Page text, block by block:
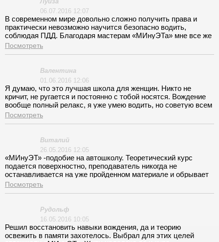
разговаривали на разных языках, Илья Сергеевич не слышит
что ему говорят, объясняет скудно, на своей волне.
06.07.2016 12:07
В современном мире довольно сложно получить права и
практически невозможно научится безопасно водить,
соблюдая ПДД. Благодаря мастерам «МИнуЭТа» мне все же
удалось осуществить свой замысел. Признаюсь, мне
подарили сертификат на учебу, что сколько стоит не
литературы, используются современные методы. Сергей
Борисович грамотно объясняет, внимателен к вопросам
учащихся, все «раскладывает на пальцах». В выборе
инструктора не ошиблась, Илья Сергеевич на первом же
занятии предоставил право сесть за руль, понажимала
педали, обвыклась. После ознакомления с площадкой
проехали ни один сложный участок дороги, вождением
увлеклась, экзамены сдала сразу. Я счастлива!
Посмотреть
Валентина
01.06.2016 12:06
Я думаю, что это лучшая школа для женщин. Никто не
кричит, не ругается и постоянно с тобой носятся. Вождение
вообще полный релакс, я уже умею водить, но советую всем
тем, кто без опыта. Только с оплатой перемудрили.
Посмотреть
Виталий
26.05.2016 12:05
«МИнуЭТ» -подобие на автошколу. Теоретический курс
подается поверхностно, преподаватель никогда не
останавливается на уже пройденном материале и обрывает
вопросы курсантов. Работает по принципу: главное
уложиться в отведенное время, а ты понимай как хочешь.
ни испытываю, осталось пару занятий, а в голове пусто.
Теряюсь, боюсь встречных машин, одно ясно,- на дороге я не
уверен, а как сдавать экзамен ума не приложу.
Посмотреть
Рудольф
16.05.2016 10:05
Решил восстановить навыки вождения, да и теорию
освежить в памяти захотелось. Выбрал для этих целей